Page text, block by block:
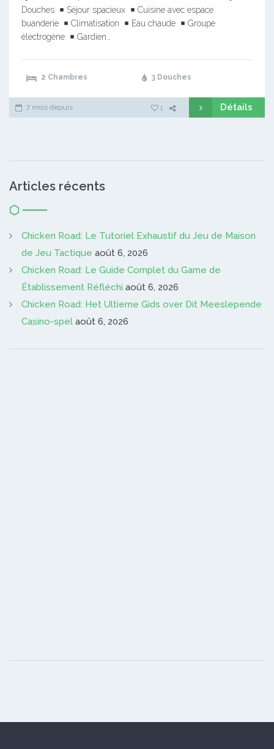
Douches
Séjour spacieux
Cuisine avec espace
buanderie
Climatisation Eau chaude
Groupe
électrogène
Gardien…
2 Chambres 3 Douches
7 mois depuis 1 Détails
Articles récents
Chicken Road: Le Tutoriel Exhaustif du Jeu de Maison
de Jeu Tactique août 6, 2026
Chicken Road: Le Guide Complet du Game de
Établissement Réfléchi août 6, 2026
Chicken Road: Het Ultieme Gids over Dit Meeslepende
Casino-spel août 6, 2026